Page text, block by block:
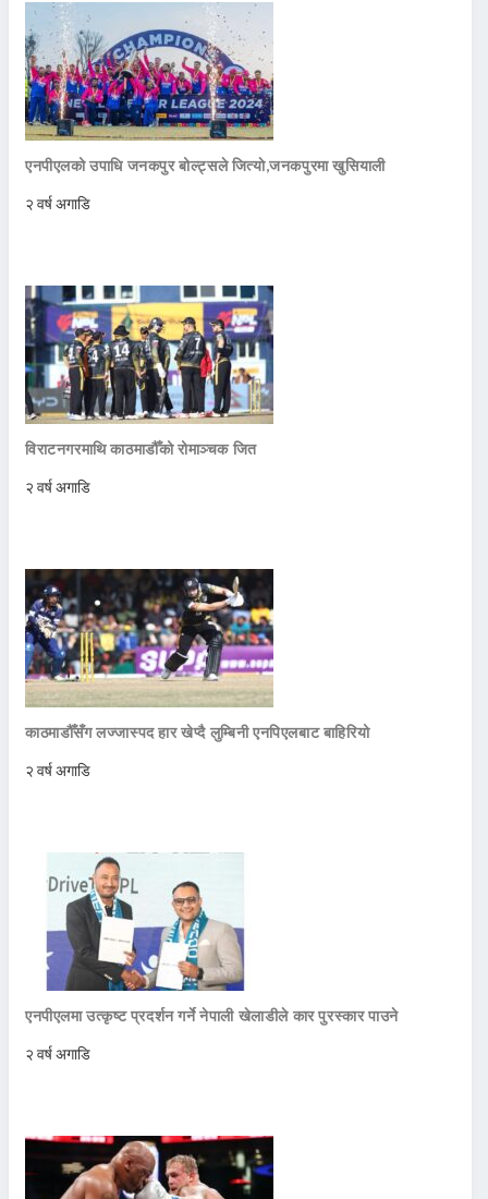
एनपीएलको उपाधि जनकपुर बोल्ट्सले जित्याे,जनकपुरमा खुसियाली
२ वर्ष अगाडि
विराटनगरमाथि काठमाडौँको रोमाञ्चक जित
२ वर्ष अगाडि
काठमाडौँसँग लज्जास्पद हार खेप्दै लुम्बिनी एनपिएलबाट बाहिरियो
२ वर्ष अगाडि
एनपीएलमा उत्कृष्ट प्रदर्शन गर्ने नेपाली खेलाडीले कार पुरस्कार पाउने
२ वर्ष अगाडि